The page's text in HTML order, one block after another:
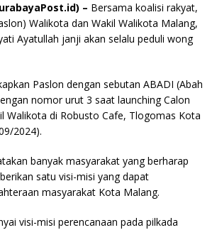
– Bersama koalisi rakyat,
Walikota dan Wakil Walikota Malang,
Ayatullah janji akan selalu peduli wong
Paslon dengan sebutan ABADI (Abah
nomor urut 3 saat launching Calon
Walikota di Robusto Cafe, Tlogomas Kota
2024).
banyak masyarakat yang berharap
satu visi-misi yang dapat
masyarakat Kota Malang.
visi-misi perencanaan pada pilkada